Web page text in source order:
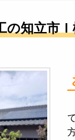
の知立市Ｉ